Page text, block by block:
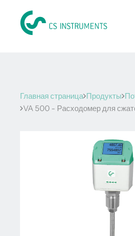
Главная страница Продукты
VA 500 - Расходомер для